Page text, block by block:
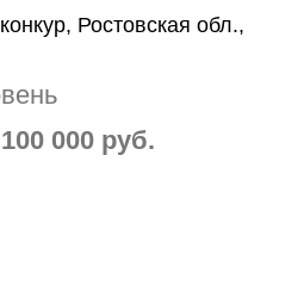
Ростовская обл.,
000 руб.